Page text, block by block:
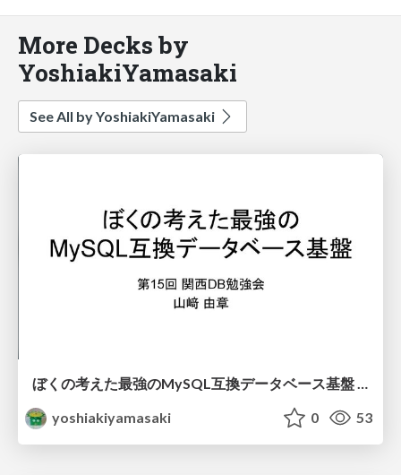
More Decks by
YoshiakiYamasaki
See All by YoshiakiYamasaki
ぼくの考えた最強のMySQL互換データベース基盤 / dbkan 202512
yoshiakiyamasaki
0 53